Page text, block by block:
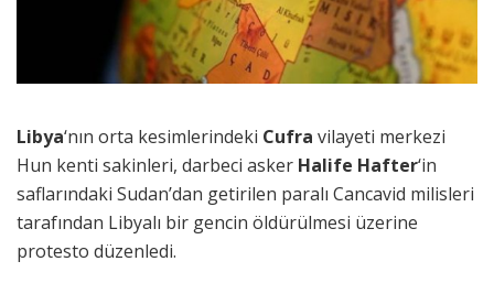
Libya‘nın orta kesimlerindeki Cufra vilayeti merkezi
Hun kenti sakinleri, darbeci asker Halife Hafter‘in
saflarındaki Sudan’dan getirilen paralı Cancavid milisleri
tarafından Libyalı bir gencin öldürülmesi üzerine
protesto düzenledi.